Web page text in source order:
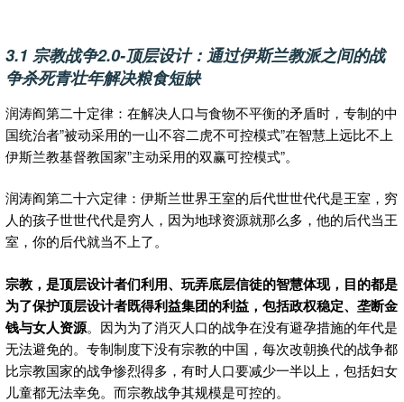
3.1 宗教战争2.0-顶层设计：通过伊斯兰教派之间的战
争杀死青壮年解决粮食短缺
润涛阎第二十定律：在解决人口与食物不平衡的矛盾时，专制的中
国统治者”被动采用的一山不容二虎不可控模式”在智慧上远比不上
伊斯兰教基督教国家”主动采用的双赢可控模式”。
润涛阎第二十六定律：伊斯兰世界王室的后代世世代代是王室，穷
人的孩子世世代代是穷人，因为地球资源就那么多，他的后代当王
室，你的后代就当不上了。
宗教，是顶层设计者们利用、玩弄底层信徒的智慧体现，目的都是
为了保护顶层设计者既得利益集团的利益，包括政权稳定、垄断金
钱与女人资源。因为为了消灭人口的战争在没有避孕措施的年代是
无法避免的。专制制度下没有宗教的中国，每次改朝换代的战争都
比宗教国家的战争惨烈得多，有时人口要减少一半以上，包括妇女
儿童都无法幸免。而宗教战争其规模是可控的。